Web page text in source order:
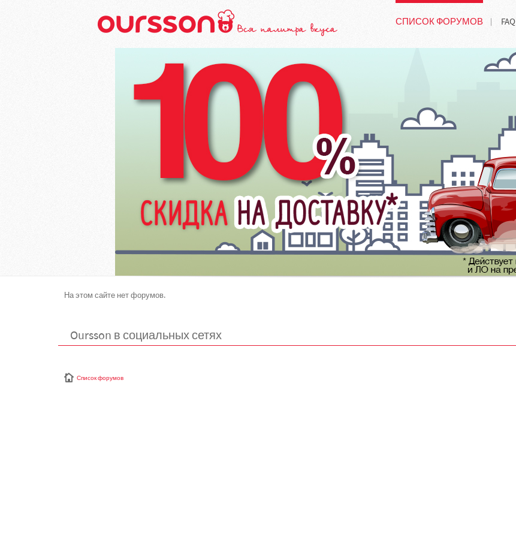
СПИСОК ФОРУМОВ FAQ
На этом сайте нет форумов.
Oursson в социальных сетях
Список форумов